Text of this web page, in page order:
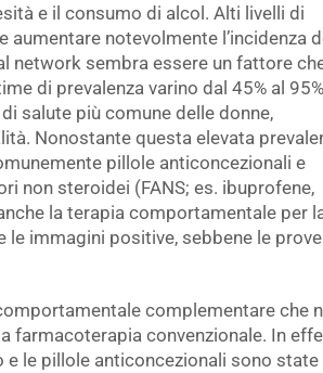
e il consumo di alcol. Alti livelli di
notevolmente l’incidenza
network sembra essere un fattore
di prevalenza varino dal 45% al
salute più comune delle donne,
Nonostante questa elevata
pillole anticoncezionali e
non steroidei (FANS; es. ibuprofene,
la terapia comportamentale per
immagini positive, sebbene le prove
complementare che
farmacoterapia convenzionale. In
e le pillole anticoncezionali sono state